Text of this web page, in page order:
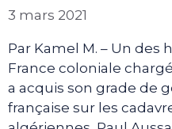
3 mars 2021
Par Kamel M. – Un des
France coloniale
a acquis son grade de
française sur les